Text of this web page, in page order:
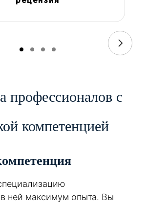
профессионалов с
компетенцией
ней максимум опыта. Вы